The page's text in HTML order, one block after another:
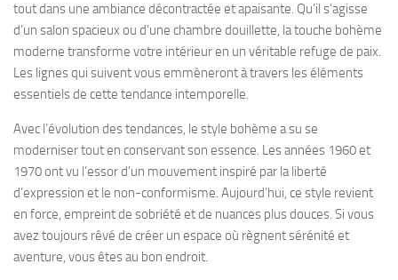
tout dans une ambiance décontractée et apaisante. Qu’il s’agisse
d’un salon spacieux ou d’une chambre douillette, la touche bohème
moderne transforme votre intérieur en un véritable refuge de paix.
Les lignes qui suivent vous emmèneront à travers les éléments
essentiels de cette tendance intemporelle.
Avec l’évolution des tendances, le style bohème a su se
moderniser tout en conservant son essence. Les années 1960 et
1970 ont vu l’essor d’un mouvement inspiré par la liberté
d’expression et le non-conformisme. Aujourd’hui, ce style revient
en force, empreint de sobriété et de nuances plus douces. Si vous
avez toujours rêvé de créer un espace où règnent sérénité et
aventure, vous êtes au bon endroit.